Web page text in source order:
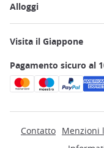
Alloggi
Visita il Giappone
Pagamento sicuro al
Contatto Menzioni